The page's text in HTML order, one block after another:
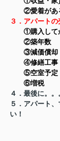
②愛着があ
３．アパート
①購入して
②築年数
③減価償却
④修繕工事
⑤空室予定
⑥増税
４．最後に。。
５．アパート
い！